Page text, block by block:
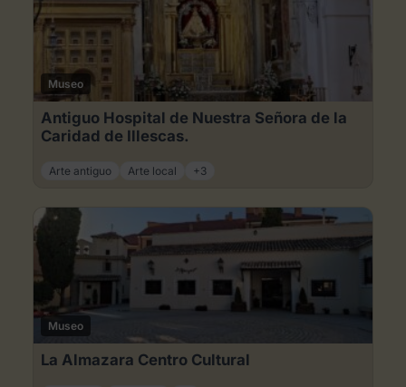
Museo
Antiguo Hospital de Nuestra Señora de la
Caridad de Illescas.
Arte antiguo Arte local +3
Museo
La Almazara Centro Cultural